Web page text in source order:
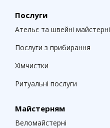
Послуги
Ательє та швейні майстерні
Послуги з прибирання
Хімчистки
Ритуальні послуги
Майстерням
Веломайстерні